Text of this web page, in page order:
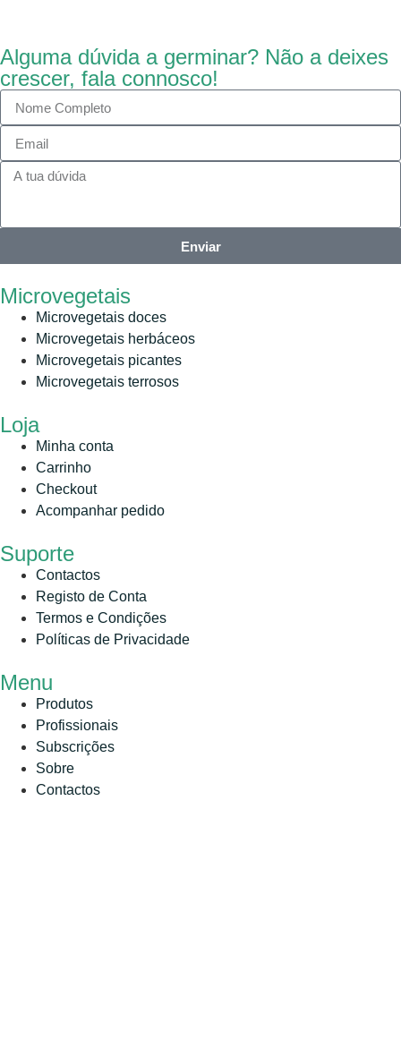
Alguma dúvida a germinar? Não a deixes
crescer, fala connosco!
Enviar
Microvegetais
Microvegetais doces
Microvegetais herbáceos
Microvegetais picantes
Microvegetais terrosos
Loja
Minha conta
Carrinho
Checkout
Acompanhar pedido
Suporte
Contactos
Registo de Conta
Termos e Condições
Políticas de Privacidade
Menu
Produtos
Profissionais
Subscrições
Sobre
Contactos